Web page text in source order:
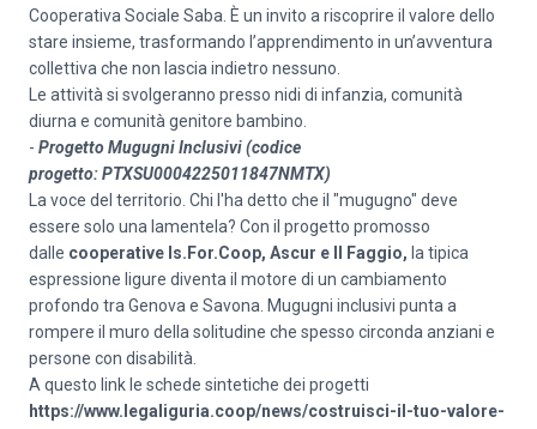
Cooperativa Sociale Saba. È un invito a riscoprire il valore dello
stare insieme, trasformando l’apprendimento in un’avventura
collettiva che non lascia indietro nessuno.
Le attività si svolgeranno presso nidi di infanzia, comunità
diurna e comunità genitore bambino.
- Progetto Mugugni Inclusivi (codice
progetto: PTXSU0004225011847NMTX)
La voce del territorio. Chi l'ha detto che il "mugugno" deve
essere solo una lamentela? Con il progetto promosso
dalle cooperative Is.For.Coop, Ascur e Il Faggio, la tipica
espressione ligure diventa il motore di un cambiamento
profondo tra Genova e Savona. Mugugni inclusivi punta a
rompere il muro della solitudine che spesso circonda anziani e
persone con disabilità.
A questo link le schede sintetiche dei progetti
https://www.legaliguria.coop/news/costruisci-il-tuo-valore-